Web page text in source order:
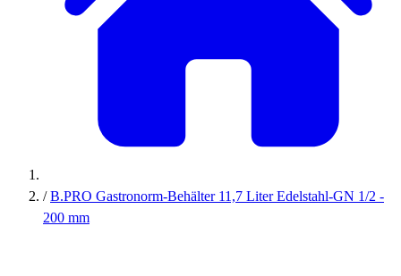
/ B.PRO Gastronorm-Behälter 11,7 Liter Edelstahl-GN 1/2 -
200 mm